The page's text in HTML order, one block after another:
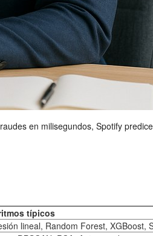
en milisegundos, Spotify
típicos
lineal, Random Forest, XGBoost,